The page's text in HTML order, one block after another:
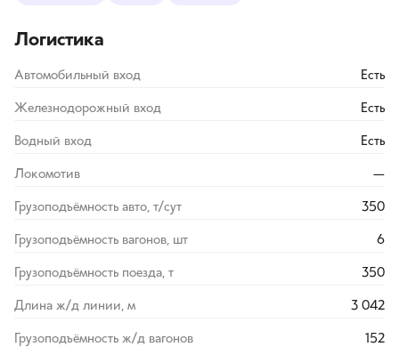
Логистика
Автомобильный вход Есть
Железнодорожный вход Есть
Водный вход Есть
Локомотив —
Грузоподъёмность авто, т/сут 350
Грузоподъёмность вагонов, шт 6
Грузоподъёмность поезда, т 350
Длина ж/д линии, м 3 042
Грузоподъёмность ж/д вагонов 152